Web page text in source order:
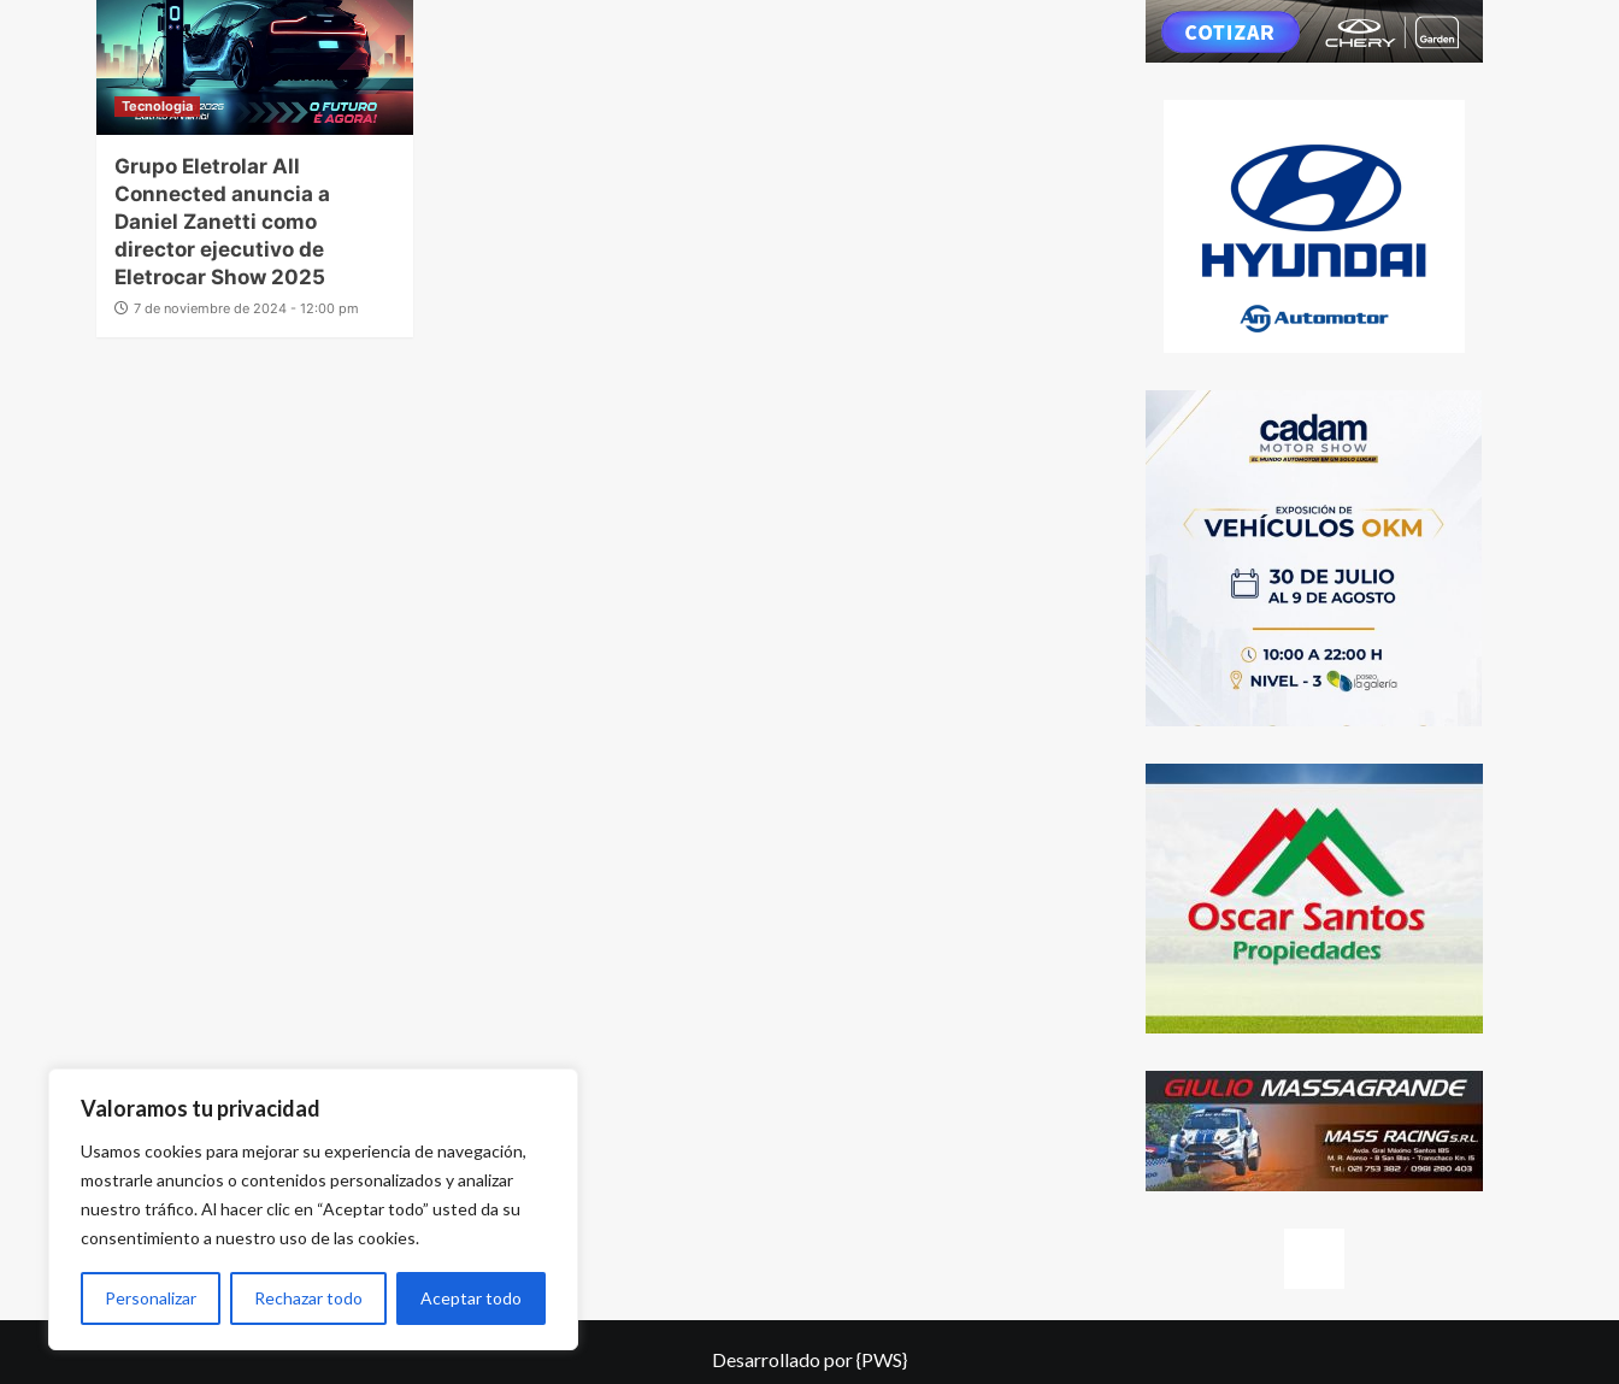
Valoramos tu privacidad
Usamos cookies para mejorar su experiencia de navegación,
mostrarle anuncios o contenidos personalizados y analizar
nuestro tráfico. Al hacer clic en “Aceptar todo” usted da su
consentimiento a nuestro uso de las cookies.
Personalizar Rechazar todo Aceptar todo
Tecnologia
Grupo Eletrolar All
Connected anuncia a
Daniel Zanetti como
director ejecutivo de
Eletrocar Show 2025
7 de noviembre de 2024 - 12:00 pm
Desarrollado por{PWS}